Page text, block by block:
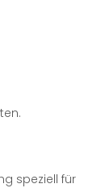
speziell für